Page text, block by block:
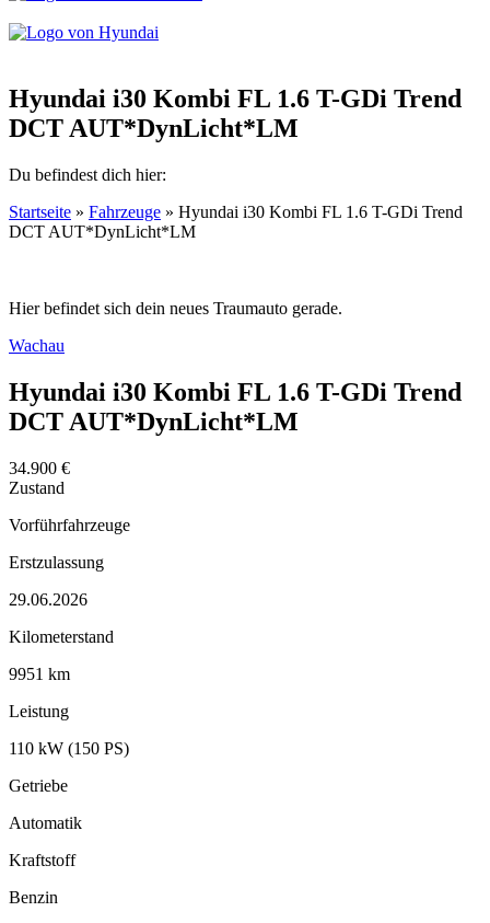
Hyundai i30 Kombi FL 1.6 T-GDi Trend
DCT AUT*DynLicht*LM
Du befindest dich hier:
Startseite » Fahrzeuge » Hyundai i30 Kombi FL 1.6 T-GDi Trend
DCT AUT*DynLicht*LM
Hier befindet sich dein neues Traumauto gerade.
Wachau
Hyundai i30 Kombi FL 1.6 T-GDi Trend
DCT AUT*DynLicht*LM
34.900 €
Zustand
Vorführfahrzeuge
Erstzulassung
29.06.2026
Kilometerstand
9951 km
Leistung
110 kW (150 PS)
Getriebe
Automatik
Kraftstoff
Benzin